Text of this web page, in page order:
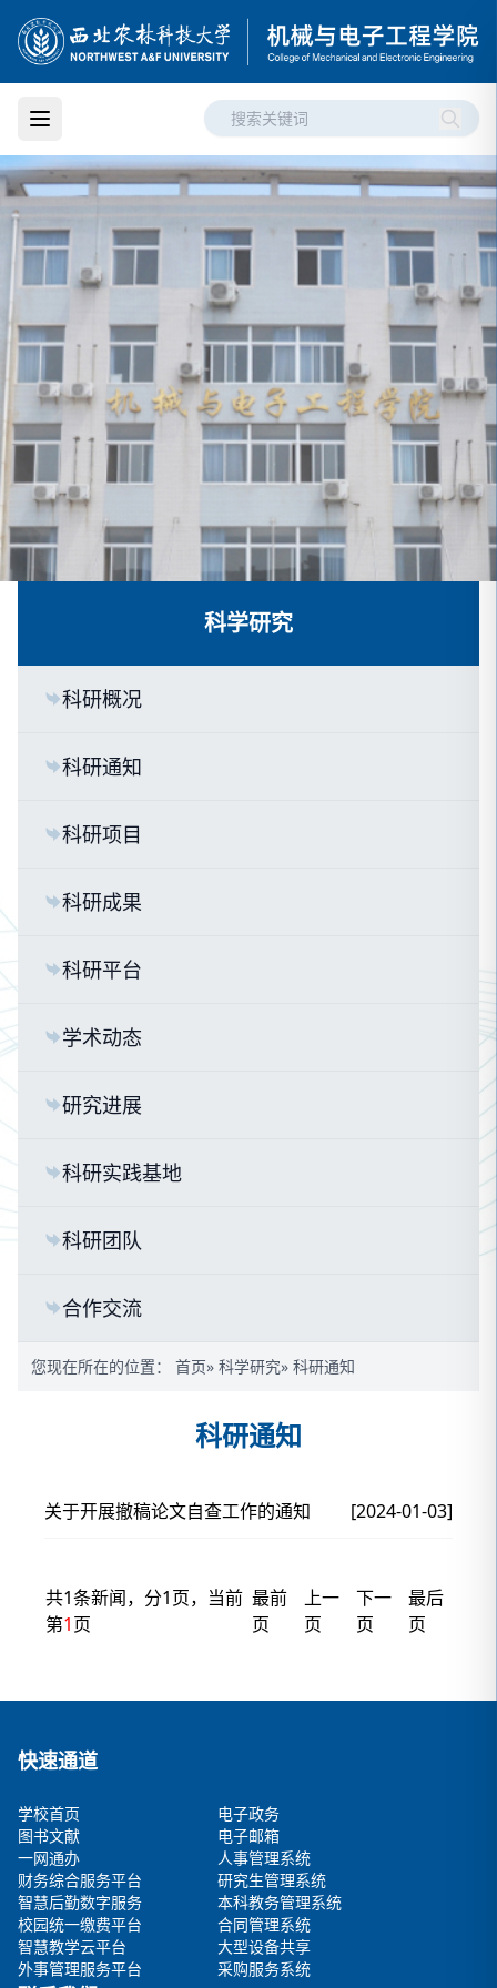
科学研究
科研概况
科研通知
科研项目
科研成果
科研平台
学术动态
研究进展
科研实践基地
科研团队
合作交流
您现在所在的位置： 首页» 科学研究» 科研通知
科研通知
关于开展撤稿论文自查工作的通知 [2024-01-03]
共1条新闻，分1页，当前
第1页
最前
页
上一
页
下一
页
最后
页
快速通道
学校首页
电子政务
图书文献
电子邮箱
一网通办
人事管理系统
财务综合服务平台
研究生管理系统
智慧后勤数字服务
本科教务管理系统
校园统一缴费平台
合同管理系统
智慧教学云平台
大型设备共享
外事管理服务平台
采购服务系统